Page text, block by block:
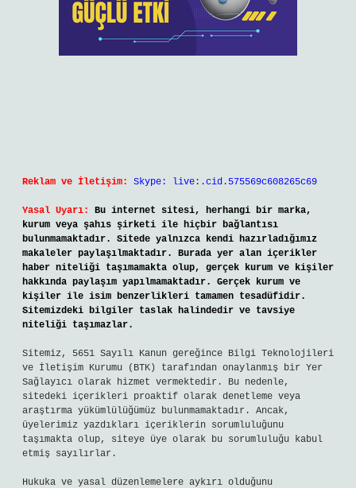
Reklam ve İletişim: Skype: live:.cid.575569c608265c69
Yasal Uyarı:
Bu internet sitesi, herhangi bir marka,
kurum veya şahıs şirketi ile hiçbir bağlantısı
bulunmamaktadır. Sitede yalnızca kendi hazırladığımız
makaleler paylaşılmaktadır. Burada yer alan içerikler
haber niteliği taşımamakta olup, gerçek kurum ve kişiler
hakkında paylaşım yapılmamaktadır. Gerçek kurum ve
kişiler ile isim benzerlikleri tamamen tesadüfidir.
Sitemizdeki bilgiler taslak halindedir ve tavsiye
niteliği taşımazlar.
Sitemiz, 5651 Sayılı Kanun gereğince Bilgi Teknolojileri
ve İletişim Kurumu (BTK) tarafından onaylanmış bir Yer
Sağlayıcı olarak hizmet vermektedir. Bu nedenle,
sitedeki içerikleri proaktif olarak denetleme veya
araştırma yükümlülüğümüz bulunmamaktadır. Ancak,
üyelerimiz yazdıkları içeriklerin sorumluluğunu
taşımakta olup, siteye üye olarak bu sorumluluğu kabul
etmiş sayılırlar.
Hukuka ve yasal düzenlemelere aykırı olduğunu